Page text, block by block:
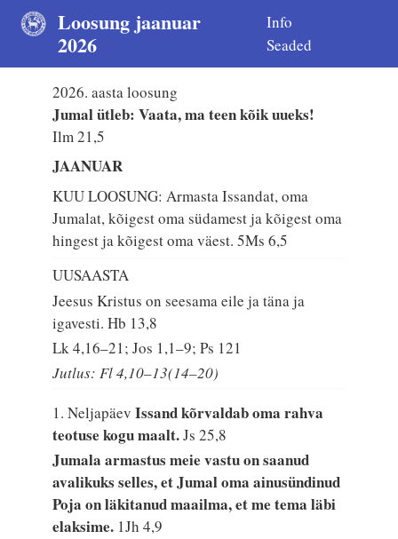
Loosung jaanuar
2026
Info
Seaded
2026. aasta loosung
Jumal ütleb: Vaata, ma teen kõik uueks!
Ilm 21,5
JAANUAR
KUU LOOSUNG: Armasta Issandat, oma
Jumalat, kõigest oma südamest ja kõigest oma
hingest ja kõigest oma väest.5Ms 6,5
UUSAASTA
Jeesus Kristus on seesama eile ja täna ja
igavesti.Hb 13,8
Lk 4,16–21; Jos 1,1–9; Ps 121
Jutlus: Fl 4,10–13(14–20)
1. NeljapäevIssand kõrvaldab oma rahva
teotuse kogu maalt.Js 25,8
Jumala armastus meie vastu on saanud
avalikuks selles, et Jumal oma ainusündinud
Poja on läkitanud maailma, et me tema läbi
elaksime. 1Jh 4,9